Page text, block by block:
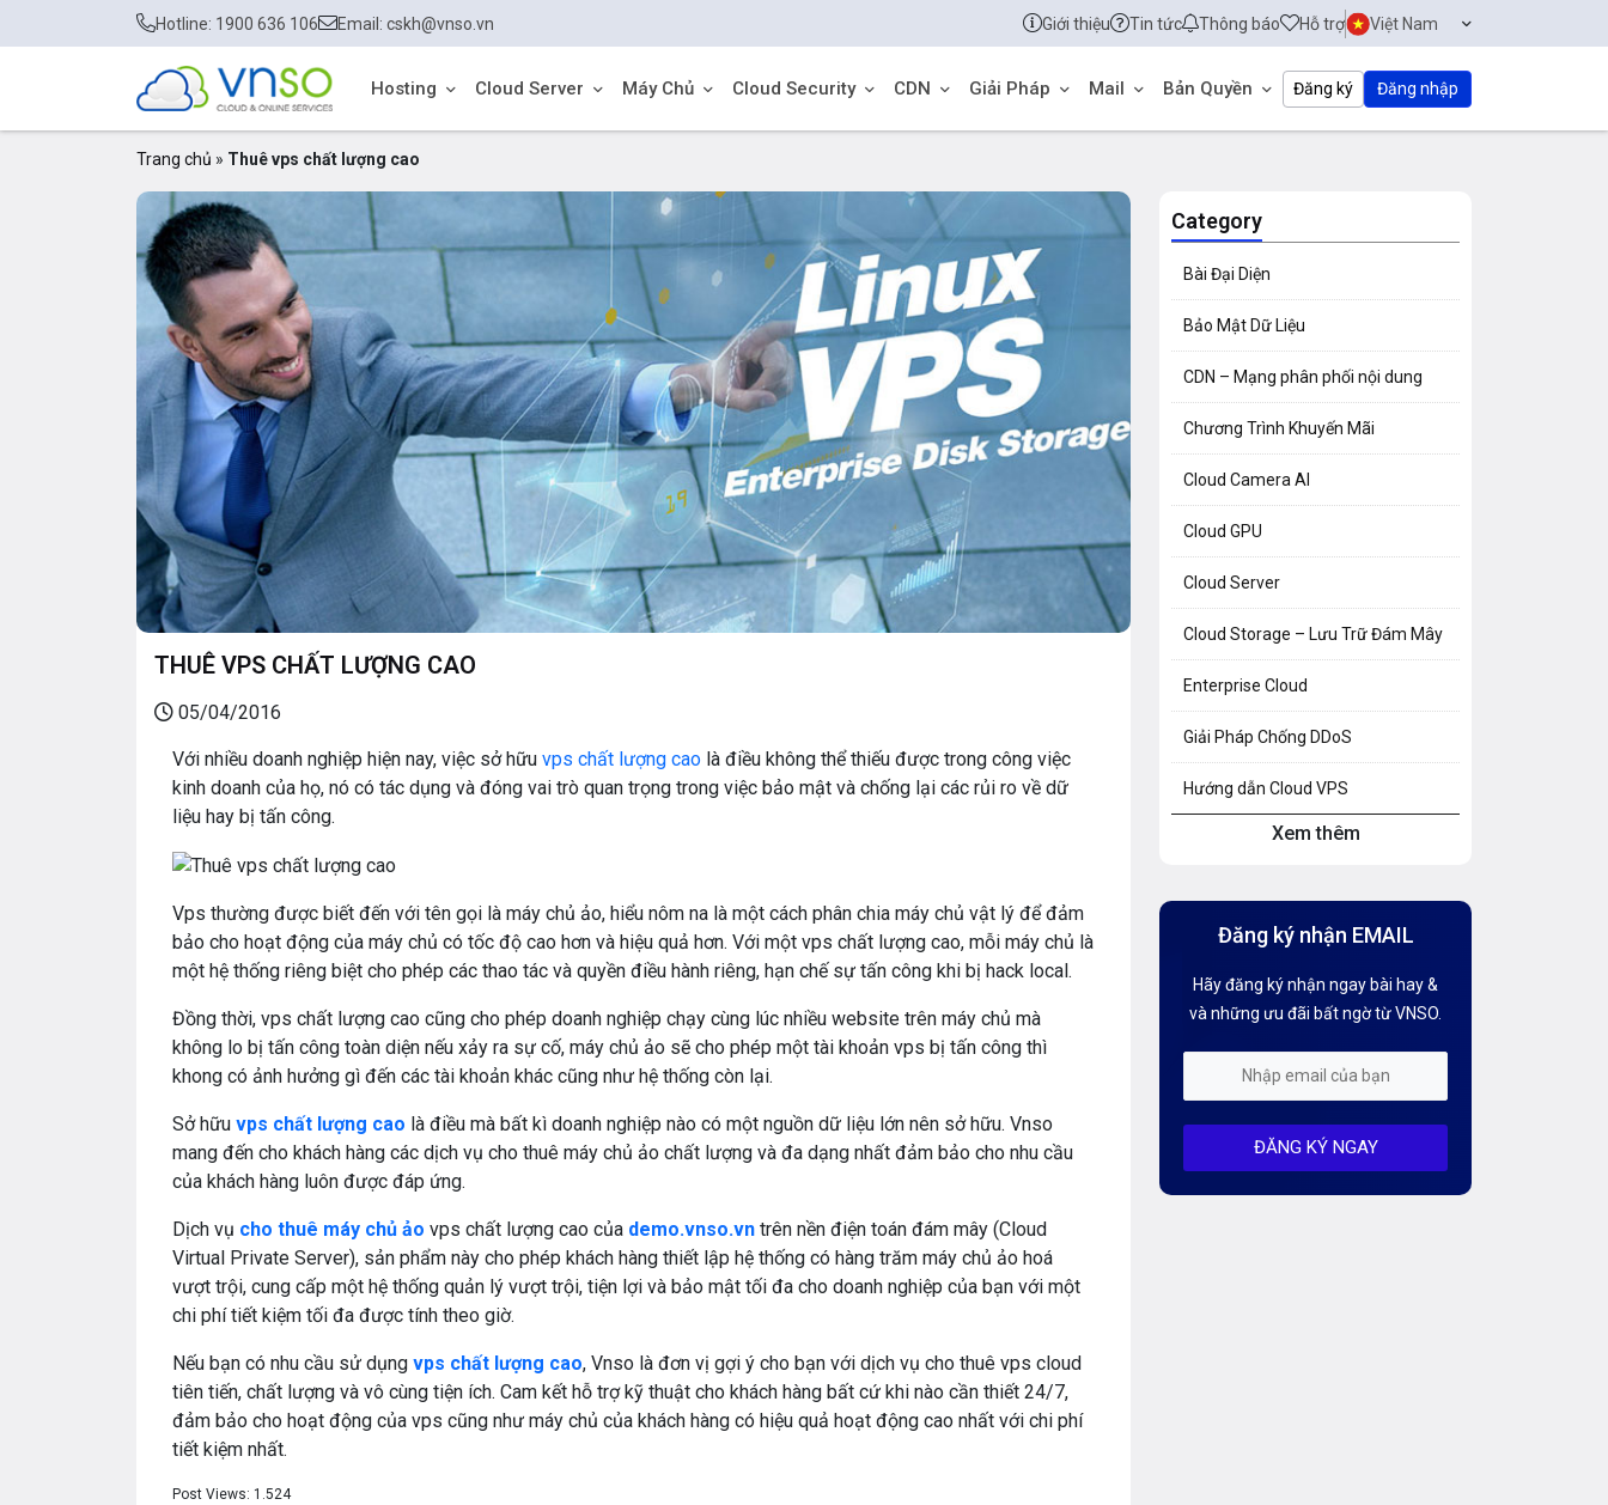
Hotline: 1900 636 106 Email: cskh@vnso.vn Giới thiệu Tin tức Thông báo Hỗ trợ Việt Nam
Hosting Cloud Server Máy Chủ Cloud Security CDN Giải Pháp Mail Bản Quyền Đăng ký Đăng nhập
Trang chủ » Thuê vps chất lượng cao
THUÊ VPS CHẤT LƯỢNG CAO
05/04/2016
Với nhiều doanh nghiệp hiện nay, việc sở hữu vps chất lượng cao là điều không thể thiếu được trong công việc
kinh doanh của họ, nó có tác dụng và đóng vai trò quan trọng trong việc bảo mật và chống lại các rủi ro về dữ
liệu hay bị tấn công.
Vps thường được biết đến với tên gọi là máy chủ ảo, hiểu nôm na là một cách phân chia máy chủ vật lý để đảm
bảo cho hoạt động của máy chủ có tốc độ cao hơn và hiệu quả hơn. Với một vps chất lượng cao, mỗi máy chủ là
một hệ thống riêng biệt cho phép các thao tác và quyền điều hành riêng, hạn chế sự tấn công khi bị hack local.
Đồng thời, vps chất lượng cao cũng cho phép doanh nghiệp chạy cùng lúc nhiều website trên máy chủ mà
không lo bị tấn công toàn diện nếu xảy ra sự cố, máy chủ ảo sẽ cho phép một tài khoản vps bị tấn công thì
khong có ảnh hưởng gì đến các tài khoản khác cũng như hệ thống còn lại.
Sở hữu vps chất lượng cao là điều mà bất kì doanh nghiệp nào có một nguồn dữ liệu lớn nên sở hữu. Vnso
mang đến cho khách hàng các dịch vụ cho thuê máy chủ ảo chất lượng và đa dạng nhất đảm bảo cho nhu cầu
của khách hàng luôn được đáp ứng.
Dịch vụ cho thuê máy chủ ảo vps chất lượng cao của demo.vnso.vn trên nền điện toán đám mây (Cloud
Virtual Private Server), sản phẩm này cho phép khách hàng thiết lập hệ thống có hàng trăm máy chủ ảo hoá
vượt trội, cung cấp một hệ thống quản lý vượt trội, tiện lợi và bảo mật tối đa cho doanh nghiệp của bạn với một
chi phí tiết kiệm tối đa được tính theo giờ.
Nếu bạn có nhu cầu sử dụng vps chất lượng cao, Vnso là đơn vị gợi ý cho bạn với dịch vụ cho thuê vps cloud
tiên tiến, chất lượng và vô cùng tiện ích. Cam kết hỗ trợ kỹ thuật cho khách hàng bất cứ khi nào cần thiết 24/7,
đảm bảo cho hoạt động của vps cũng như máy chủ của khách hàng có hiệu quả hoạt động cao nhất với chi phí
tiết kiệm nhất.
Post Views: 1.524
Category
Bài Đại Diện
Bảo Mật Dữ Liệu
CDN – Mạng phân phối nội dung
Chương Trình Khuyến Mãi
Cloud Camera AI
Cloud GPU
Cloud Server
Cloud Storage – Lưu Trữ Đám Mây
Enterprise Cloud
Giải Pháp Chống DDoS
Hướng dẫn Cloud VPS
Hướng dẫn Hosting
Hướng dẫn Tên miền
Kiến thức AI
Mỗi tuần 01 Server
Server Dedicated (Máy chủ riêng)
Xem thêm
Đăng ký nhận EMAIL
Hãy đăng ký nhận ngay bài hay &
và những ưu đãi bất ngờ từ VNSO.
ĐĂNG KÝ NGAY